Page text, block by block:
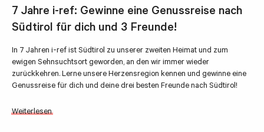
7 Jahre i-ref: Gewinne eine Genussreise nach
Südtirol für dich und 3 Freunde!
In 7 Jahren i-ref ist Südtirol zu unserer zweiten Heimat und zum
ewigen Sehnsuchtsort geworden, an den wir immer wieder
zurückkehren. Lerne unsere Herzensregion kennen und gewinne eine
Genussreise für dich und deine drei besten Freunde nach Südtirol!
Weiterlesen